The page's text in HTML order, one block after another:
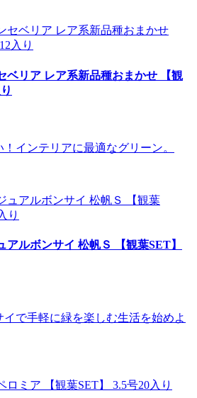
ベリア レア系新品種おまかせ 【観
インテリアに最適なグリーン。
アルボンサイ 松帆Ｓ 【観葉SET】
イで手軽に緑を楽しむ生活を始めよ